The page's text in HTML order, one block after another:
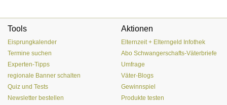
Tools
Eisprungkalender
Termine suchen
Experten-Tipps
regionale Banner schalten
Quiz und Tests
Newsletter bestellen
Aktionen
Elternzeit + Elterngeld Infothek
Abo Schwangerschafts-Väterbriefe
Umfrage
Väter-Blogs
Gewinnspiel
Produkte testen